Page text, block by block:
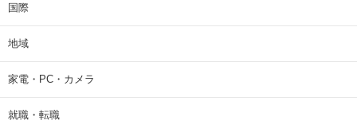
国際
地域
家電・PC・カメラ
就職・転職